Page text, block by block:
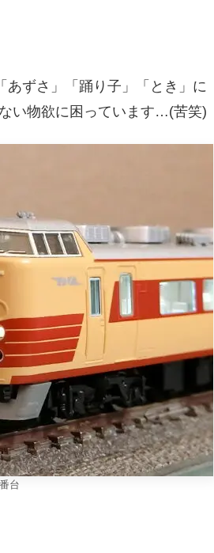
ずさ」「踊り子」「とき」に
い物欲に困っています…(苦笑)
台